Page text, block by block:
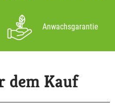
Anwachsgarantie
dem Kauf